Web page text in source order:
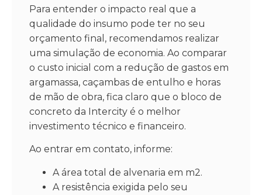
Para entender o impacto real que a
qualidade do insumo pode ter no seu
orçamento final, recomendamos realizar
uma simulação de economia. Ao comparar
o custo inicial com a redução de gastos em
argamassa, caçambas de entulho e horas
de mão de obra, fica claro que o bloco de
concreto da Intercity é o melhor
investimento técnico e financeiro.
Ao entrar em contato, informe:
A área total de alvenaria em m2.
A resistência exigida pelo seu